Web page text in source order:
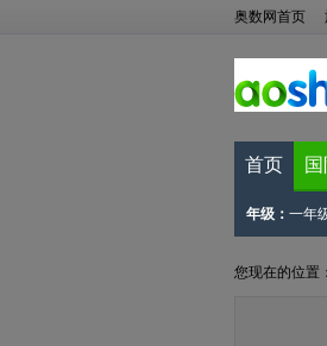
奥数网首页
首页
年级： 一年
您现在的位置：